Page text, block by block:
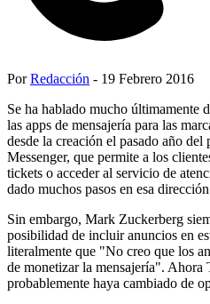
PorRedacción - 19 Febrero 2016
Se ha hablado mucho últimamente
las apps de mensajería para las
desde la creación el pasado año del
Messenger, que permite a los
tickets o acceder al servicio de
dado muchos pasos en esa
Sin embargo, Mark Zuckerberg
posibilidad de incluir anuncios en
literalmente que "No creo que los
de monetizar la mensajería". Ahora
probablemente haya cambiado de